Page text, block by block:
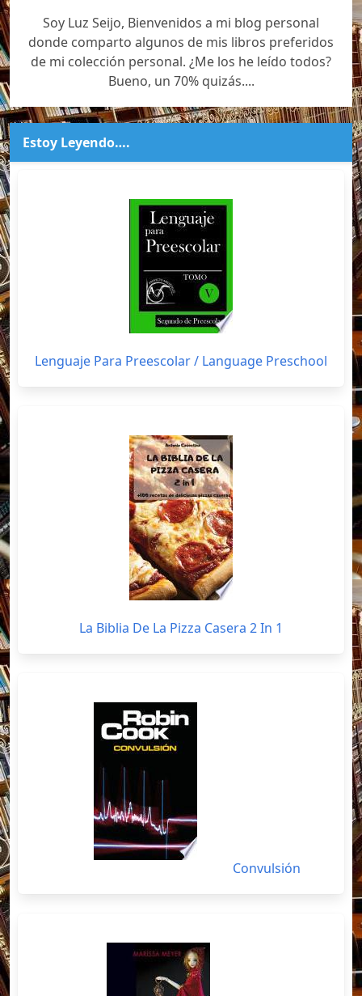
Soy Luz Seijo, Bienvenidos a mi blog personal
donde comparto algunos de mis libros preferidos
de mi colección personal. ¿Me los he leído todos?
Bueno, un 70% quizás....
Estoy Leyendo….
Lenguaje Para Preescolar / Language Preschool
La Biblia De La Pizza Casera 2 In 1
Convulsión